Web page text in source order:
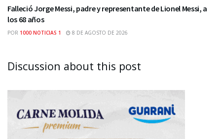
Falleció Jorge Messi, padre y representante de Lionel Messi, a
los 68 años
POR 1000 NOTICIAS 1 8 DE AGOSTO DE 2026
Discussion about this post